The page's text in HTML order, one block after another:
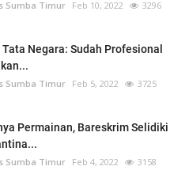
Sumba Timur Feb 10, 2022 3296
Negara: Sudah Profesional
Sumba Timur Feb 5, 2022 3725
Permainan, Bareskrim Selidiki
Sumba Timur Feb 4, 2022 3158